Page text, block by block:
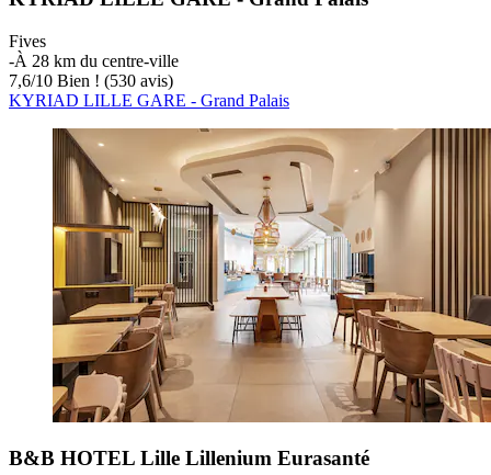
Fives
‐À 28 km du centre-ville
7,6/10 Bien ! (530 avis)
KYRIAD LILLE GARE - Grand Palais
B&B HOTEL Lille Lillenium Eurasanté